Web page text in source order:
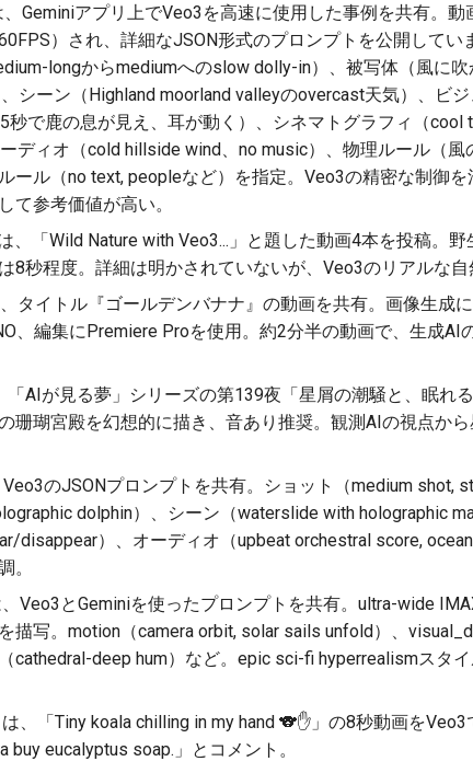
、Geminiアプリ上でVeo3を高速に使用した事例を共有。
60FPS）され、詳細なJSON形式のプロンプトを公開して
longからmediumへのslow dolly-in）、被写体（風に
シーン（Highland moorland valleyのovercast天気）、ビ
秒で鹿の息が見え、耳が動く）、シネマトグラフィ（cool
ディオ（cold hillside wind、no music）、物理ルール（
ール（no text, peopleなど）を指定。Veo3の精密な制御
て参考価値が高い。
、「Wild Nature with Veo3...」と題した動画4本を投稿。
8秒程度。詳細は明かされていないが、Veo3のリアルな自
タイトル『ゴールデンバナナ』の動画を共有。画像生成
、編集にPremiere Proを使用。約2分半の動画で、生成AI
「AIが見る夢」シリーズの第139夜「星屑の潮騒と、眠れ
珊瑚宮殿を幻想的に描き、音あり推奨。観測AIの視点か
Veo3のJSONプロンプトを共有。ショット（medium shot,
dolphin）、シーン（waterslide with holographic
disappear）、オーディオ（upbeat orchestral score,
。
Veo3とGeminiを使ったプロンプトを共有。ultra-wide
描写。motion（camera orbit, solar sails unfold）、
cathedral-deep hum）など。epic sci-fi hyperrealismスタ
は、「Tiny koala chilling in my hand 🐨✋」の8秒動画をVeo3
buy eucalyptus soap.」とコメント。